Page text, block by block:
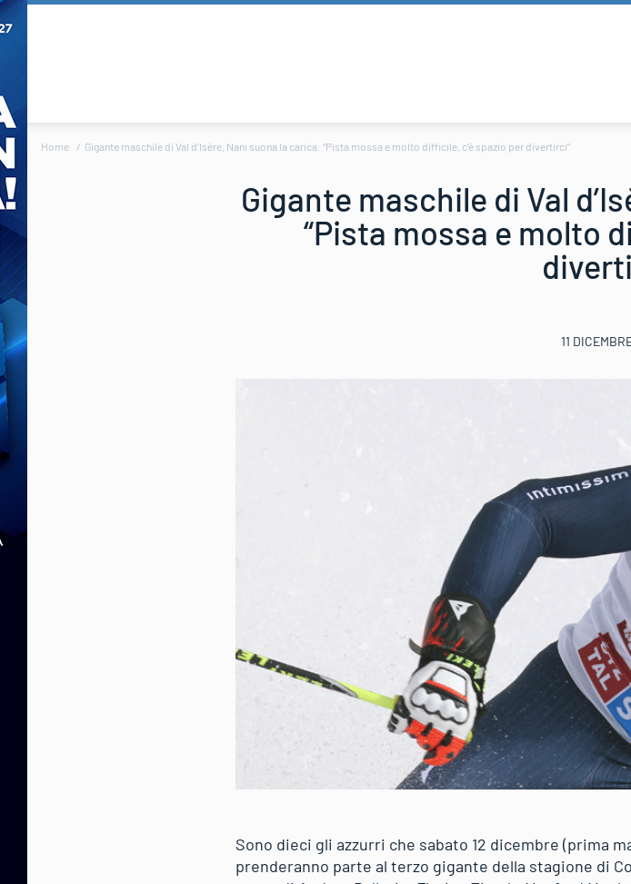
Home Gigante maschile di Val d’Isère, Nani suona la carica: “Pista mossa e molto difficile, c’è spazio per divertirci”
Gigante maschile di Val
“Pista mossa e molto
11
Sono dieci gli azzurri che sabato 12 dicembre (prima
prenderanno parte al terzo gigante della stagione di